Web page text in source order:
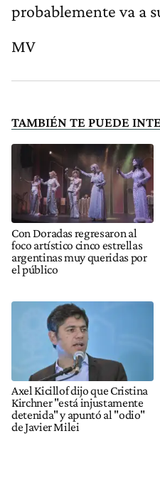
probablemente va a
MV
TAMBIÉN TE PUEDE
Con Doradas regresaron al
foco artístico cinco estrellas
argentinas muy queridas por
el público
Axel Kicillof dijo que Cristina
Kirchner "está injustamente
detenida" y apuntó al "odio"
de Javier Milei